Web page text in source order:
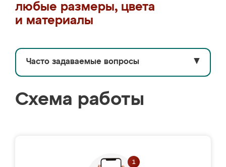
любые размеры, цвета
и материалы
Часто задаваемые вопросы ▼
Схема работы